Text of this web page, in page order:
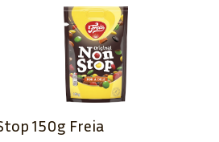
150g Freia